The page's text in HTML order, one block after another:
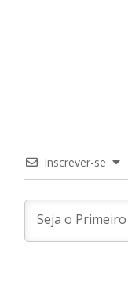
Inscrever-se